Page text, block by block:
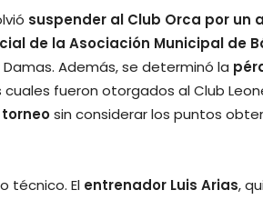
suspender al Club Orca por un
de la Asociación Municipal de
Además, se determinó la
cuales fueron otorgados al Club
sin considerar los puntos
técnico. El entrenador Luis Arias,